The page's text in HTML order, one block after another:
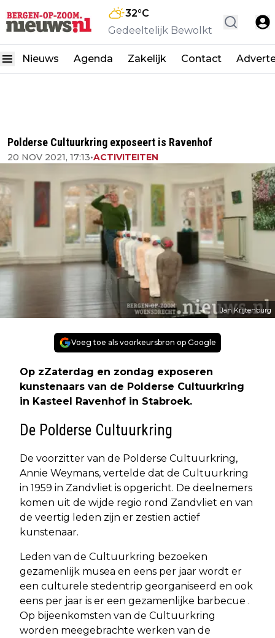
32°C
Gedeeltelijk Bewolkt
Nieuws Agenda Zakelijk Contact
Polderse Cultuurkring exposeert is Ravenhof
20 NOV 2021, 17:13•ACTIVITEITEN
Jan Krijtenburg
Voeg toe als voorkeursbron op Google
Op zZaterdag en zondag exposeren
kunstenaars van de Polderse Cultuurkring
in Kasteel Ravenhof in Stabroek.
De Polderse Cultuurkring
De voorzitter van de Polderse Cultuurkring,
Annie Weymans, vertelde dat de Cultuurkring
in 1959 in Zandvliet is opgericht. De deelnemers
komen uit de wijde regio rond Zandvliet en van
de veertig leden zijn er zestien actief
kunstenaar.
Leden van de Cultuurkring bezoeken
gezamenlijk musea en eens per jaar wordt er
een culturele stedentrip georganiseerd en ook
eens per jaar is er een gezamenlijke barbecue .
Op bijeenkomsten van de Cultuurkring
worden meegebrachte werken van de